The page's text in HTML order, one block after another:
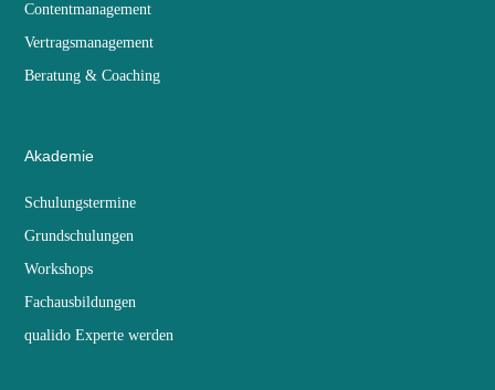
Contentmanagement
Vertragsmanagement
Beratung & Coaching
Akademie
Schulungstermine
Grundschulungen
Workshops
Fachausbildungen
qualido Experte werden